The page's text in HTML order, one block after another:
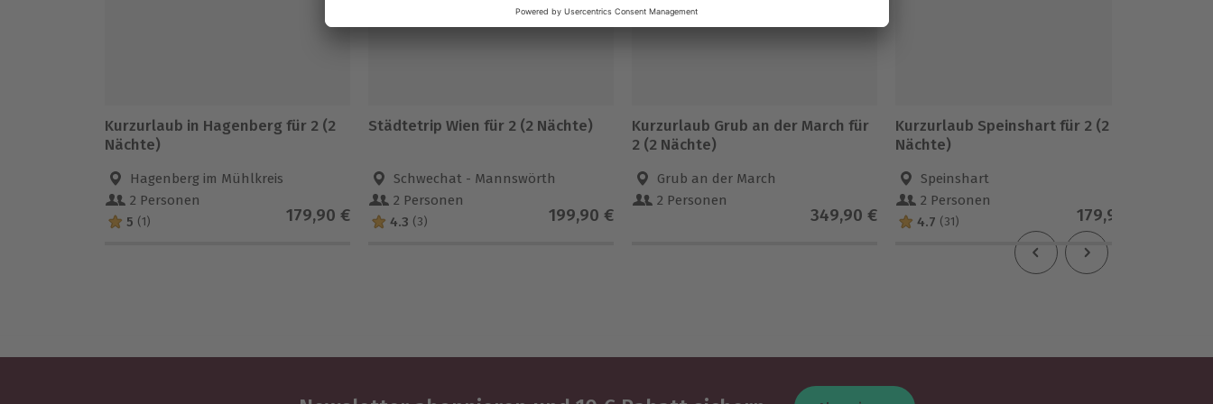
Kurzurlaub in Hagenberg für 2 (2
Nächte)
Hagenberg im Mühlkreis
2 Personen
5 (1) 179,90 €
Städtetrip Wien für 2 (2 Nächte)
Schwechat - Mannswörth
2 Personen
4.3 (3) 199,90 €
Kurzurlaub Grub an der March für
2 (2 Nächte)
Grub an der March
2 Personen
349,90 €
Kurzurlaub Speinshart für 2 (2
Nächte)
Speinshart
2 Personen
4.7 (31) 179,90 €